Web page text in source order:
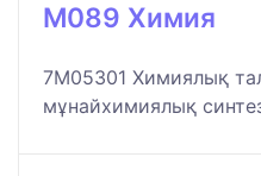
M089 Химия
7M05301 Химиялық
мұнайхимиялық